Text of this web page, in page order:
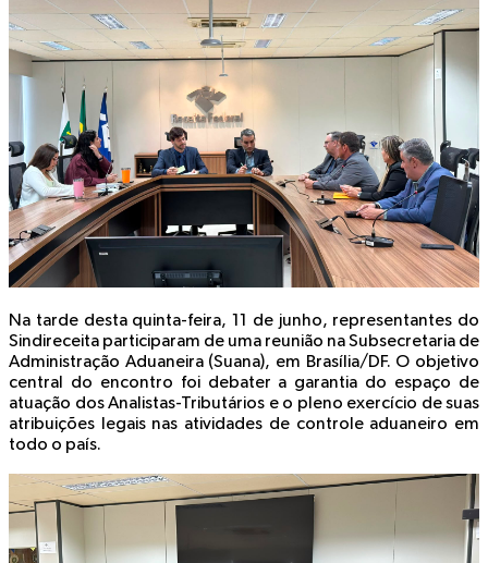
Na tarde desta quinta-feira, 11 de junho, representantes do
Sindireceita participaram de uma reunião na Subsecretaria de
Administração Aduaneira (Suana), em Brasília/DF. O objetivo
central do encontro foi debater a garantia do espaço de
atuação dos Analistas-Tributários e o pleno exercício de suas
atribuições legais nas atividades de controle aduaneiro em
todo o país.